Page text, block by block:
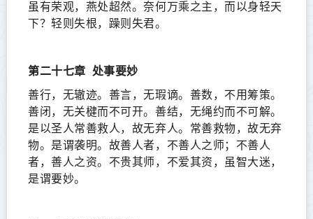
虽有荣观，燕处超然。奈何万乘之主，而以身轻天
下？轻则失根，躁则失君。
第二十七章 处事要妙
善行，无辙迹。善言，无瑕谪。善数，不用筹策。
善闭，无关楗而不可开。善结，无绳约而不可解。
是以圣人常善救人，故无弃人。常善救物，故无弃
物。是谓袭明。故善人者，不善人之师；不善人
者，善人之资。不贵其师，不爱其资，虽智大迷，
是谓要妙。